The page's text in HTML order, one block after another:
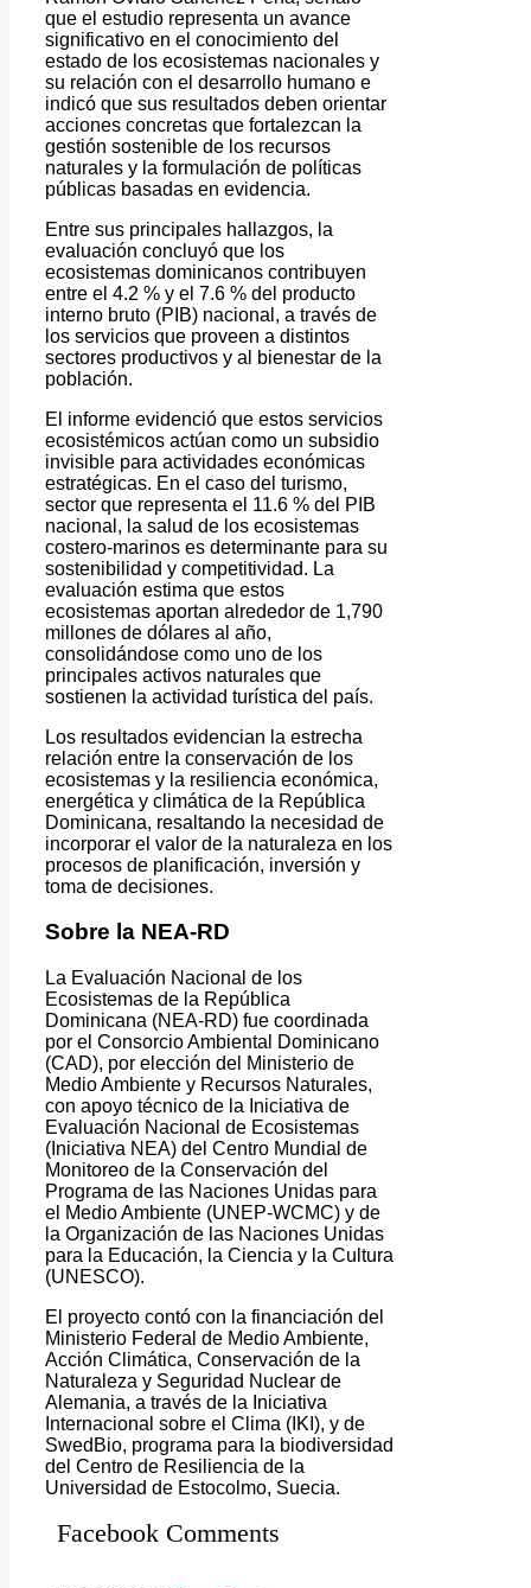
que el estudio representa un avance
significativo en el conocimiento del
estado de los ecosistemas nacionales y
su relación con el desarrollo humano e
indicó que sus resultados deben orientar
acciones concretas que fortalezcan la
gestión sostenible de los recursos
naturales y la formulación de políticas
públicas basadas en evidencia.
Entre sus principales hallazgos, la
evaluación concluyó que los
ecosistemas dominicanos contribuyen
entre el 4.2 % y el 7.6 % del producto
interno bruto (PIB) nacional, a través de
los servicios que proveen a distintos
sectores productivos y al bienestar de la
población.
El informe evidenció que estos servicios
ecosistémicos actúan como un subsidio
invisible para actividades económicas
estratégicas. En el caso del turismo,
sector que representa el 11.6 % del PIB
nacional, la salud de los ecosistemas
costero-marinos es determinante para su
sostenibilidad y competitividad. La
evaluación estima que estos
ecosistemas aportan alrededor de 1,790
millones de dólares al año,
consolidándose como uno de los
principales activos naturales que
sostienen la actividad turística del país.
Los resultados evidencian la estrecha
relación entre la conservación de los
ecosistemas y la resiliencia económica,
energética y climática de la República
Dominicana, resaltando la necesidad de
incorporar el valor de la naturaleza en los
procesos de planificación, inversión y
toma de decisiones.
Sobre la NEA-RD
La Evaluación Nacional de los
Ecosistemas de la República
Dominicana (NEA-RD) fue coordinada
por el Consorcio Ambiental Dominicano
(CAD), por elección del Ministerio de
Medio Ambiente y Recursos Naturales,
con apoyo técnico de la Iniciativa de
Evaluación Nacional de Ecosistemas
(Iniciativa NEA) del Centro Mundial de
Monitoreo de la Conservación del
Programa de las Naciones Unidas para
el Medio Ambiente (UNEP-WCMC) y de
la Organización de las Naciones Unidas
para la Educación, la Ciencia y la Cultura
(UNESCO).
El proyecto contó con la financiación del
Ministerio Federal de Medio Ambiente,
Acción Climática, Conservación de la
Naturaleza y Seguridad Nuclear de
Alemania, a través de la Iniciativa
Internacional sobre el Clima (IKI), y de
SwedBio, programa para la biodiversidad
del Centro de Resiliencia de la
Universidad de Estocolmo, Suecia.
Facebook Comments